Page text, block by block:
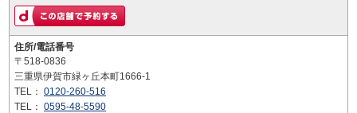
住所/電話番号
〒518-0836
三重県伊賀市緑ヶ丘本町1666-1
TEL： 0120-260-516
TEL： 0595-48-5590